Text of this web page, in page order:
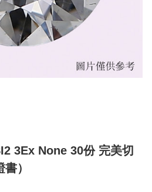
3Ex None 30份 完美切
）